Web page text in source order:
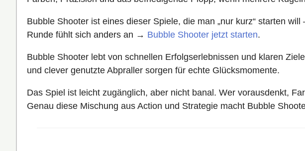
Bubble Shooter ist eines dieser Spiele, die man „nur kurz“ starten
Runde fühlt sich anders an → Bubble Shooter jetzt starten.
Bubble Shooter lebt von schnellen Erfolgserlebnissen und klaren
und clever genutzte Abpraller sorgen für echte Glücksmomente.
Das Spiel ist leicht zugänglich, aber nicht banal. Wer vorausdenkt,
Genau diese Mischung aus Action und Strategie macht Bubble